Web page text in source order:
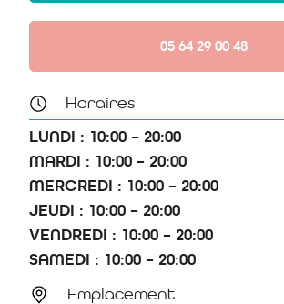
05 64 29 00 48
Horaires
LUNDI : 10:00 – 20:00
MARDI : 10:00 – 20:00
MERCREDI : 10:00 – 20:00
JEUDI : 10:00 – 20:00
VENDREDI : 10:00 – 20:00
SAMEDI : 10:00 – 20:00
Emplacement